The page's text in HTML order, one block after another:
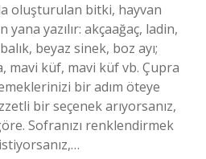
oluşturulan bitki, hayvan
yana yazılır: akçaağaç, ladin,
beyaz sinek, boz ayı;
mavi küf, mavi küf vb. Çupra
bir adım öteye
bir seçenek arıyorsanız,
Sofranızı renklendirmek